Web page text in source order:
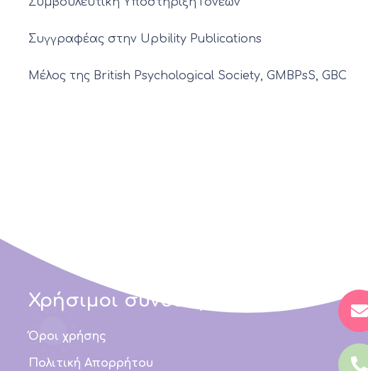
Συγγραφέας στην Upbility Publications
Μέλος της British Psychological Society, GMBPsS, GBC
Χρήσιμοι σύνδεσμοι
Όροι χρήσης
Πολιτική Απορρήτου